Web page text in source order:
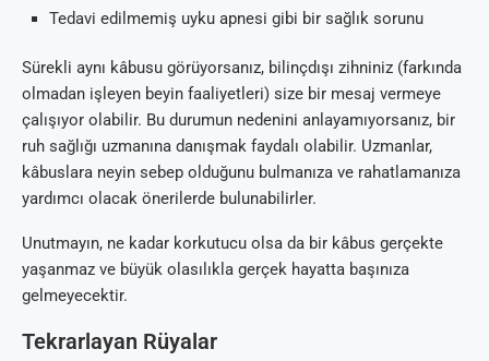
Tedavi edilmemiş uyku apnesi gibi bir sağlık sorunu
Sürekli aynı kâbusu görüyorsanız, bilinçdışı zihniniz (farkında
olmadan işleyen beyin faaliyetleri) size bir mesaj vermeye
çalışıyor olabilir. Bu durumun nedenini anlayamıyorsanız, bir
ruh sağlığı uzmanına danışmak faydalı olabilir. Uzmanlar,
kâbuslara neyin sebep olduğunu bulmanıza ve rahatlamanıza
yardımcı olacak önerilerde bulunabilirler.
Unutmayın, ne kadar korkutucu olsa da bir kâbus gerçekte
yaşanmaz ve büyük olasılıkla gerçek hayatta başınıza
gelmeyecektir.
Tekrarlayan Rüyalar